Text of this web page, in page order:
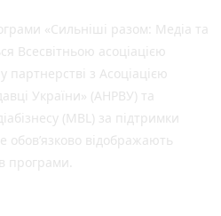
«Сильніші разом: Медіа та
Всесвітньою асоціацією
партнерстві з Асоціацією
України» (АНРВУ) та
(MBL) за підтримки
обов’язково відображають
програми.